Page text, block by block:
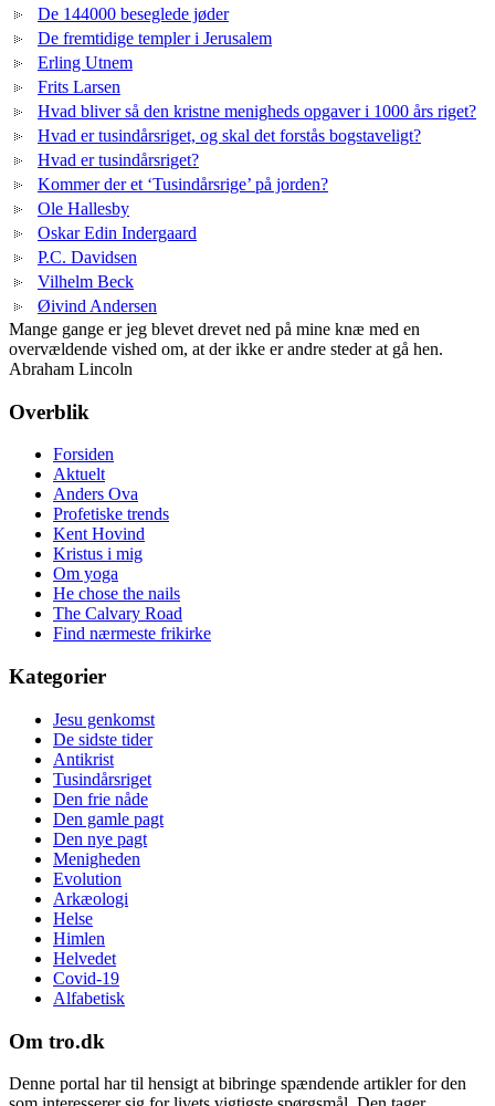
De 144000 beseglede jøder
De fremtidige templer i Jerusalem
Erling Utnem
Frits Larsen
Hvad bliver så den kristne menigheds opgaver i 1000 års riget?
Hvad er tusindårsriget, og skal det forstås bogstaveligt?
Hvad er tusindårsriget?
Kommer der et ‘Tusindårsrige’ på jorden?
Ole Hallesby
Oskar Edin Indergaard
P.C. Davidsen
Vilhelm Beck
Øivind Andersen
Mange gange er jeg blevet drevet ned på mine knæ med en
overvældende vished om, at der ikke er andre steder at gå hen.
Abraham Lincoln
Overblik
Forsiden
Aktuelt
Anders Ova
Profetiske trends
Kent Hovind
Kristus i mig
Om yoga
He chose the nails
The Calvary Road
Find nærmeste frikirke
Kategorier
Jesu genkomst
De sidste tider
Antikrist
Tusindårsriget
Den frie nåde
Den gamle pagt
Den nye pagt
Menigheden
Evolution
Arkæologi
Helse
Himlen
Helvedet
Covid-19
Alfabetisk
Om tro.dk
Denne portal har til hensigt at bibringe spændende artikler for den